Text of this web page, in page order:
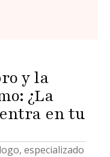
y la
¿La
en tu
especializado